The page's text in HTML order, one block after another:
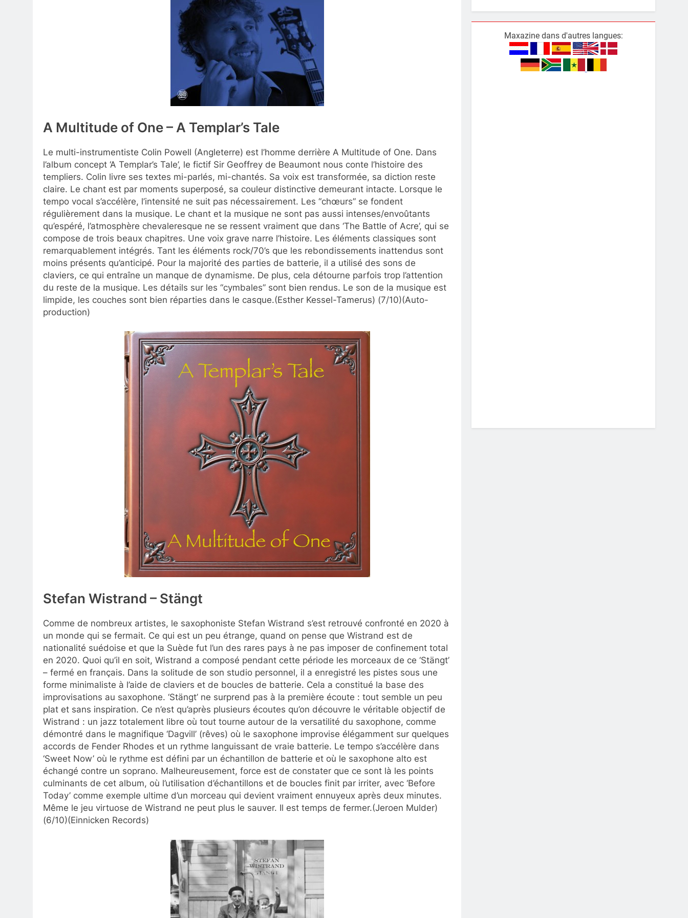
A Multitude of One – A Templar’s Tale
Le multi-instrumentiste Colin Powell (Angleterre) est l’homme derrière A Multitude of One. Dans
l’album concept ‘A Templar’s Tale’, le fictif Sir Geoffrey de Beaumont nous conte l’histoire des
templiers. Colin livre ses textes mi-parlés, mi-chantés. Sa voix est transformée, sa diction reste
claire. Le chant est par moments superposé, sa couleur distinctive demeurant intacte. Lorsque le
tempo vocal s’accélère, l’intensité ne suit pas nécessairement. Les “chœurs” se fondent
régulièrement dans la musique. Le chant et la musique ne sont pas aussi intenses/envoûtants
qu’espéré, l’atmosphère chevaleresque ne se ressent vraiment que dans ‘The Battle of Acre’, qui se
compose de trois beaux chapitres. Une voix grave narre l’histoire. Les éléments classiques sont
remarquablement intégrés. Tant les éléments rock/70’s que les rebondissements inattendus sont
moins présents qu’anticipé. Pour la majorité des parties de batterie, il a utilisé des sons de
claviers, ce qui entraîne un manque de dynamisme. De plus, cela détourne parfois trop l’attention
du reste de la musique. Les détails sur les “cymbales” sont bien rendus. Le son de la musique est
limpide, les couches sont bien réparties dans le casque.(Esther Kessel-Tamerus) (7/10)(Auto-
production)
Stefan Wistrand – Stängt
Comme de nombreux artistes, le saxophoniste Stefan Wistrand s’est retrouvé confronté en 2020 à
un monde qui se fermait. Ce qui est un peu étrange, quand on pense que Wistrand est de
nationalité suédoise et que la Suède fut l’un des rares pays à ne pas imposer de confinement total
en 2020. Quoi qu’il en soit, Wistrand a composé pendant cette période les morceaux de ce ‘Stängt’
– fermé en français. Dans la solitude de son studio personnel, il a enregistré les pistes sous une
forme minimaliste à l’aide de claviers et de boucles de batterie. Cela a constitué la base des
improvisations au saxophone. ‘Stängt’ ne surprend pas à la première écoute : tout semble un peu
plat et sans inspiration. Ce n’est qu’après plusieurs écoutes qu’on découvre le véritable objectif de
Wistrand : un jazz totalement libre où tout tourne autour de la versatilité du saxophone, comme
démontré dans le magnifique ‘Dagvill’ (rêves) où le saxophone improvise élégamment sur quelques
accords de Fender Rhodes et un rythme languissant de vraie batterie. Le tempo s’accélère dans
‘Sweet Now’ où le rythme est défini par un échantillon de batterie et où le saxophone alto est
échangé contre un soprano. Malheureusement, force est de constater que ce sont là les points
culminants de cet album, où l’utilisation d’échantillons et de boucles finit par irriter, avec ‘Before
Today’ comme exemple ultime d’un morceau qui devient vraiment ennuyeux après deux minutes.
Même le jeu virtuose de Wistrand ne peut plus le sauver. Il est temps de fermer.(Jeroen Mulder)
(6/10)(Einnicken Records)
Maxazine dans d'autres langues: